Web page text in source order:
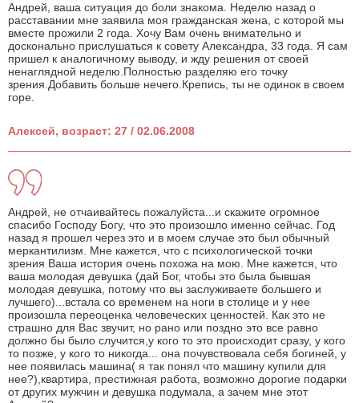
Андрей, ваша ситуация до боли знакома. Неделю назад о
расставании мне заявила моя гражданская жена, с которой мы
вместе прожили 2 года. Хочу Вам очень внимательно и
досконально прислушаться к совету Александра, 33 года. Я сам
пришел к аналогичному выводу, и жду решения от своей
ненаглядной неделю.Полностью разделяю его точку
зрения.Добавить больше нечего.Крепись, ты не одинок в своем
горе.
Алексей, возраст: 27 / 02.06.2008
Андрей, не отчаивайтесь пожалуйста...и скажите огромное
спасибо Господу Богу, что это произошло именно сейчас. Год
назад я прошел через это и в моем случае это был обычный
меркантилизм. Мне кажется, что с психологической точки
зрения Ваша история очень похожа на мою. Мне кажется, что
ваша молодая девушка (дай Бог, чтобы это была бывшая
молодая девушка, потому что вы заслуживаете большего и
лучшего)...встала со временем на ноги в столице и у нее
произошла переоценка человеческих ценностей. Как это не
страшно для Вас звучит, но рано или поздно это все равно
должно бы было случится,у кого то это происходит сразу, у кого
то позже, у кого то никогда... она почувствовала себя богиней, у
нее появилась машина( я так понял что машину купили для
нее?),квартира, престижная работа, возможно дорогие подарки
от других мужчин и девушка подумала, а зачем мне этот